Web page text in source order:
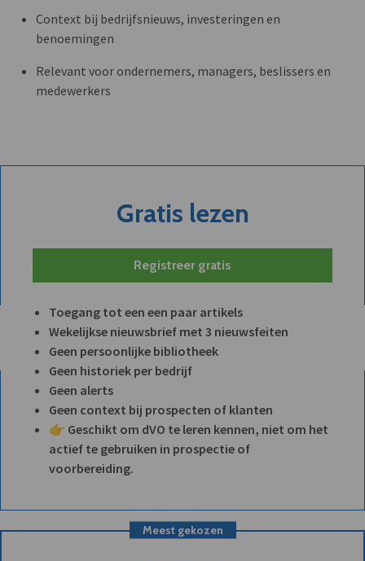
Context bij bedrijfsnieuws, investeringen en
benoemingen
Relevant voor ondernemers, managers, beslissers en
medewerkers
Gratis lezen
Registreer gratis
Toegang tot een een paar artikels
Wekelijkse nieuwsbrief met 3 nieuwsfeiten
Geen persoonlijke bibliotheek
Geen historiek per bedrijf
Geen alerts
Geen context bij prospecten of klanten
👉 Geschikt om dVO te leren kennen, niet om het
actief te gebruiken in prospectie of
voorbereiding.
Meest gekozen